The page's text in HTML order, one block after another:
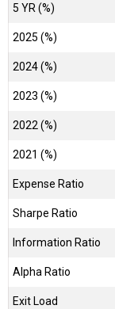
5 YR (%)
2025 (%)
2024 (%)
2023 (%)
2022 (%)
2021 (%)
Expense Ratio
Sharpe Ratio
Information Ratio
Alpha Ratio
Exit Load